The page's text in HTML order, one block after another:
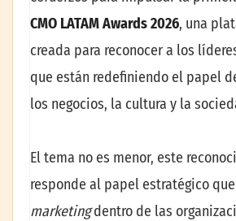
CMO LATAM Awards 2026, una
creada para reconocer a los
que están redefiniendo el papel
los negocios, la cultura y la
El tema no es menor, este
responde al papel estratégico
marketingdentro de las